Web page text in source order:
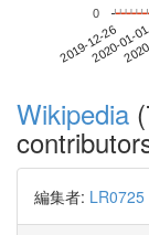
2019-12-262020-01-01
0
Wikipedia
編集者: LR0725